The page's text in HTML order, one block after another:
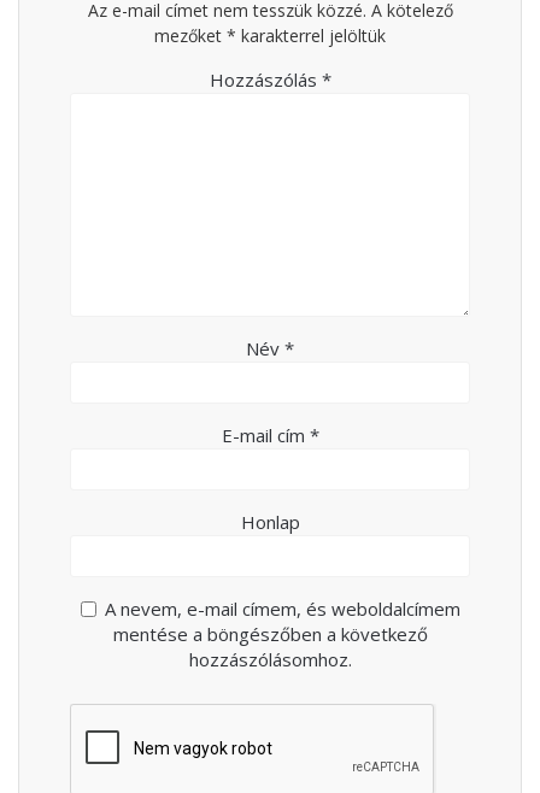
Az e-mail címet nem tesszük közzé. A kötelező
mezőket * karakterrel jelöltük
Hozzászólás *
Név *
E-mail cím *
Honlap
A nevem, e-mail címem, és weboldalcímem
mentése a böngészőben a következő
hozzászólásomhoz.